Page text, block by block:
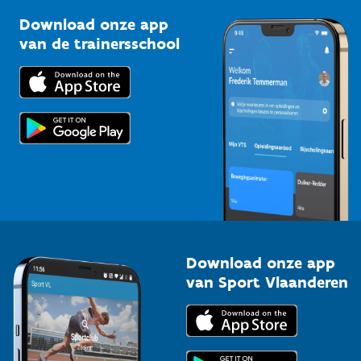
Bedrijven
Trainers en begeleiders
Topsporters
Kennisplatform
Downloads
Voor de pers
Download onze app
van de trainersschool
Download onze app
van Sport Vlaanderen